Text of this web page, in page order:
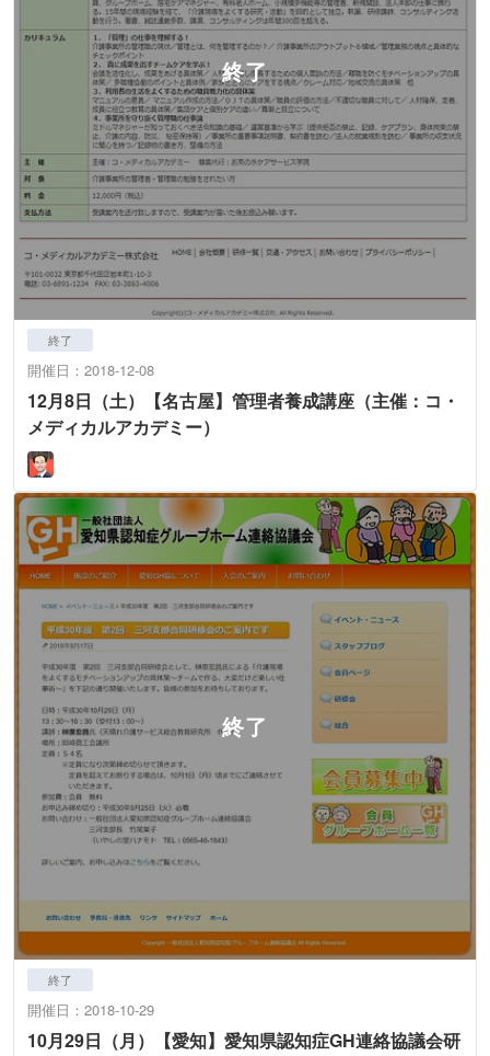
終了
開催日：2018-12-08
12月8日（土）【名古屋】管理者養成講座（主催：コ・
メディカルアカデミー）
終了
開催日：2018-10-29
10月29日（月）【愛知】愛知県認知症GH連絡協議会研